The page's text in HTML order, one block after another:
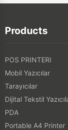
Products
POS PRINTERI
Mobil Yazıcılar
Tarayıcılar
Dijital Tekstil
PDA
Portable A4 Printer